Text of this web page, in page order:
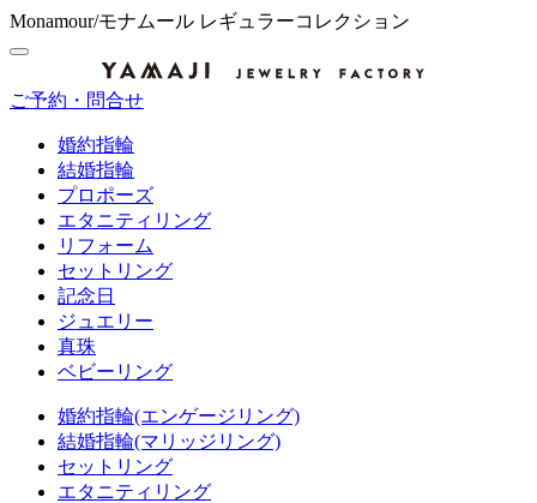
Monamour/モナムール レギュラーコレクション
ご予約・問合せ
婚約指輪
結婚指輪
プロポーズ
エタニティリング
リフォーム
セットリング
記念日
ジュエリー
真珠
ベビーリング
婚約指輪(エンゲージリング)
結婚指輪(マリッジリング)
セットリング
エタニティリング